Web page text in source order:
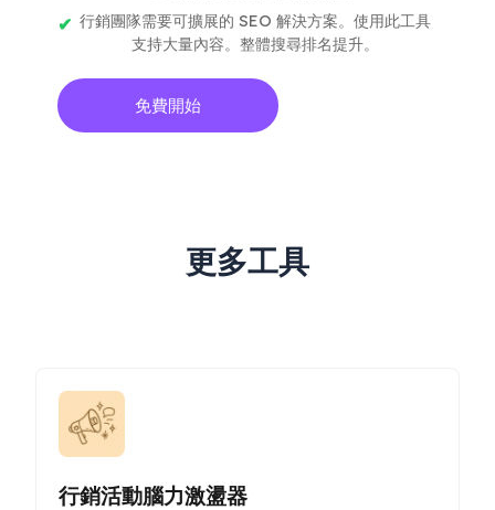
行銷團隊需要可擴展的 SEO 解決方案。使用此工具
支持大量內容。整體搜尋排名提升。
免費開始
更多工具
行銷活動腦力激盪器